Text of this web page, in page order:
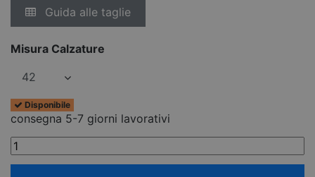
Guida alle taglie
Misura Calzature
Disponibile
consegna 5-7 giorni lavorativi